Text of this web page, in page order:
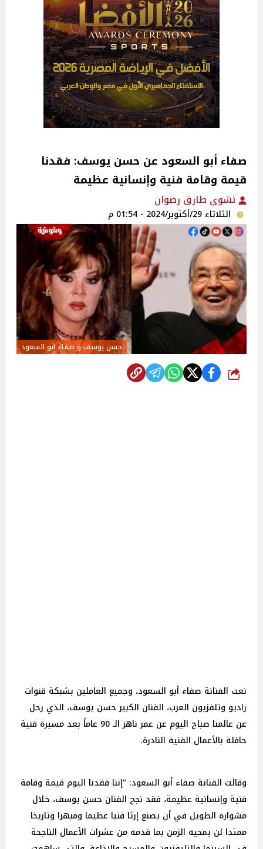
صفاء أبو السعود عن حسن يوسف: فقدنا
قيمة وقامة فنية وإنسانية عظيمة
نشوى طارق رضوان
الثلاثاء 29/أكتوبر/2024 - 01:54 م
حسن يوسف و صفاء ابو السعود
شارك
نعت الفنانة صفاء أبو السعود، وجميع العاملين بشبكة قنوات
راديو وتلفزيون العرب، الفنان الكبير حسن يوسف، الذي رحل
عن عالمنا صباح اليوم عن عمر ناهز الـ 90 عاماً بعد مسيرة فنية
حافلة بالأعمال الفنية النادرة.
وقالت الفنانة صفاء أبو السعود: "إننا فقدنا اليوم قيمة وقامة
فنية وإنسانية عظيمة، فقد نجح الفنان حسن يوسف، خلال
مشواره الطويل في أن يصنع إرثا فنيا عظيما ومبهرا وتاريخا
ممتدا لن يمحيه الزمن بما قدمه من عشرات الأعمال الناجحة